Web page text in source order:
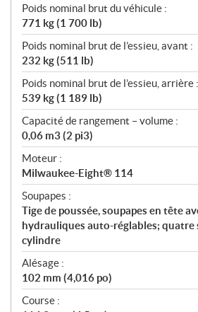
Poids nominal brut du véhicule :
771 kg (1 700 lb)
Poids nominal brut de l’essieu, avant :
232 kg (511 lb)
Poids nominal brut de l’essieu, arrière :
539 kg (1 189 lb)
Capacité de rangement – volume :
0,06 m3 (2 pi3)
Moteur :
Milwaukee-Eight® 114
Soupapes :
Tige de poussée, soupapes en tête
hydrauliques auto-réglables; quatre
cylindre
Alésage :
102 mm (4,016 po)
Course :